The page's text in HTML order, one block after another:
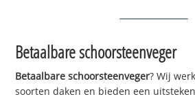
Betaalbare schoorsteenveger
Betaalbare schoorsteenveger? Wij
soorten daken en bieden een